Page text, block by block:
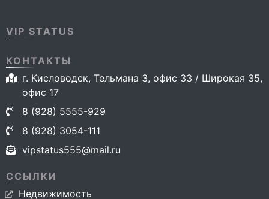
VIP STATUS
КОНТАКТЫ
г. Кисловодск, Тельмана 3, офис 33 / Широкая 35,
офис 17
8 (928) 5555-929
8 (928) 3054-111
vipstatus555@mail.ru
ССЫЛКИ
Недвижимость